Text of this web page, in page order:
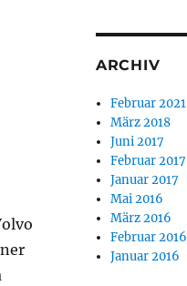
ARCHIV
Februar 2021
März 2018
Juni 2017
Februar 2017
Januar 2017
Mai 2016
März 2016
Februar 2016
Januar 2016